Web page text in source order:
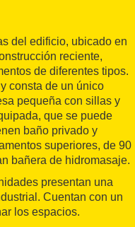
del edificio, ubicado en
reciente,
de diferentes tipos.
consta de un único
pequeña con sillas y
que se puede
baño privado y
superiores, de 90
bañera de hidromasaje.
presentan una
Cuentan con un
los espacios.